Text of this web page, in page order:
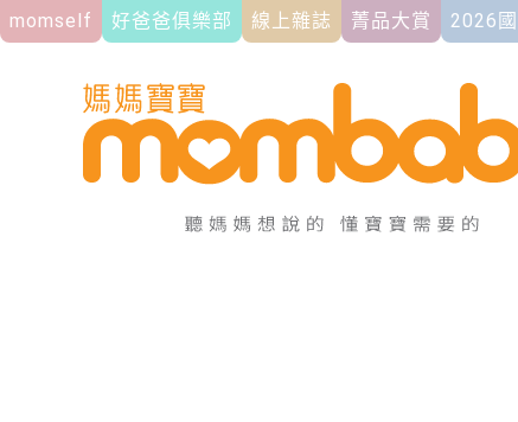
momself 好爸爸俱樂部 線上雜誌 菁品大賞 2026